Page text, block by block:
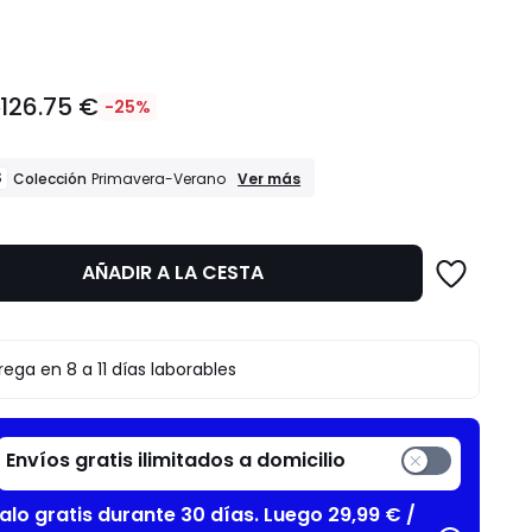
126.75 € -25%
Colección Primavera-Verano REBAJAS
Ver más
AÑADIR A LA CESTA
en 8 a 11 días laborables
Envíos gratis ilimitados a domicilio
gratis durante 30 días. Luego 29,99 € /